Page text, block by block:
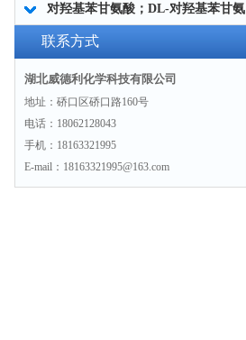
对羟基苯甘氨酸；DL-对羟基苯甘氨
酸“938-97-6“
联系方式
湖北威德利化学科技有限公司
地址：硚口区硚口路160号
电话：18062128043
手机：18163321995
E-mail：18163321995@163.com